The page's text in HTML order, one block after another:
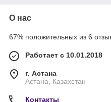
О нас
67% положительных из 6
Работает с 10.01.2018
г. Астана
Астана, Казахстан
Контакты